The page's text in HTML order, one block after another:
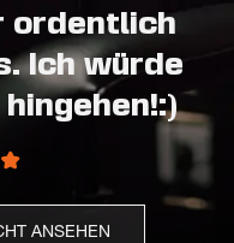
ordentlich
Ich würde
ANSEHEN